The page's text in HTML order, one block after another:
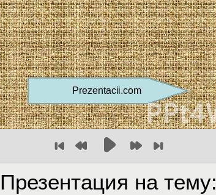
Презентация на тему: